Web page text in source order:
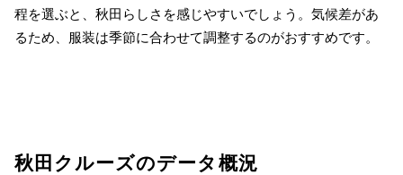
程を選ぶと、秋田らしさを感じやすいでしょう。気候差があ
るため、服装は季節に合わせて調整するのがおすすめです。
秋田クルーズのデータ概況